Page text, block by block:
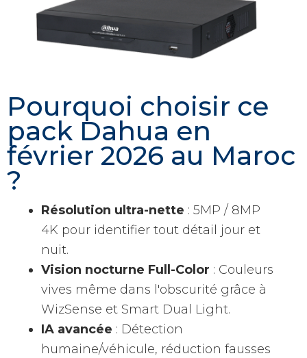
Pourquoi choisir ce
pack Dahua en
février 2026 au Maroc
?
Résolution ultra-nette : 5MP / 8MP
4K pour identifier tout détail jour et
nuit.
Vision nocturne Full-Color : Couleurs
vives même dans l'obscurité grâce à
WizSense et Smart Dual Light.
IA avancée : Détection
humaine/véhicule, réduction fausses